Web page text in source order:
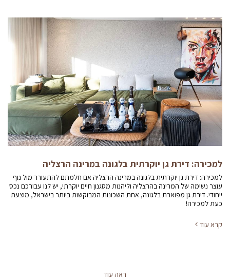
למכירה: דירת גן יוקרתית בלגונה במרינה הרצליה
למכירה: דירת גן יוקרתית בלגונה במרינה הרצליה אם חלמתם להתעורר מול נוף
עוצר נשימה של המרינה בהרצליה וליהנות מסגנון חיים יוקרתי, יש לנו עבורכם נכס
ייחודי. דירת גן מפוארת בלגונה, אחת השכונות המבוקשות ביותר בישראל, מוצעת
כעת למכירה!
קרא עוד
ראה עוד